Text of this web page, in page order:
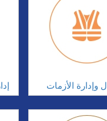
وإدارة الأزمات